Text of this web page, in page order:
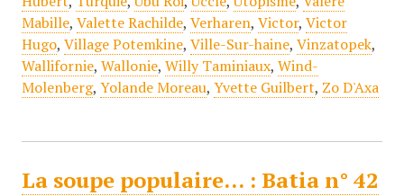
Mabille, Valette Rachilde, Verharen, Victor, Victor
Hugo, Village Potemkine, Ville-Sur-haine, Vinzatopek,
Wallifornie, Wallonie, Willy Taminiaux, Wind-
Molenberg, Yolande Moreau, Yvette Guilbert, Zo D'Axa
La soupe populaire... : Batia n° 42